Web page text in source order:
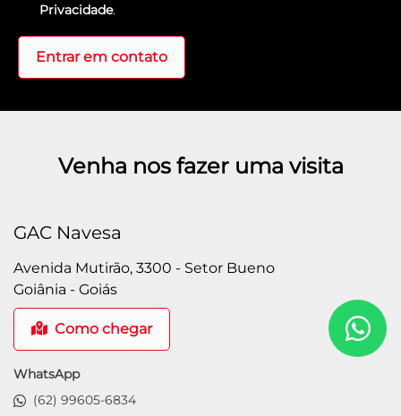
Privacidade.
Entrar em contato
Venha nos fazer uma visita
GAC Navesa
Avenida Mutirão, 3300 - Setor Bueno
Goiânia - Goiás
Como chegar
WhatsApp
(62) 99605-6834